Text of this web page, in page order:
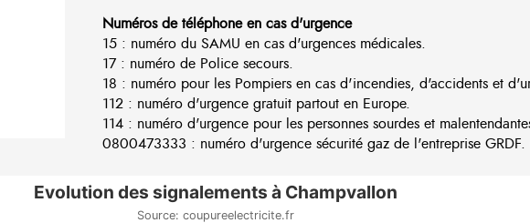
Numéros de téléphone en cas d'urgence
15 : numéro du SAMU en cas d'urgences médicales.
17 : numéro de Police secours.
18 : numéro pour les Pompiers en cas d'incendies, d'accidents et
112 : numéro d'urgence gratuit partout en Europe.
114 : numéro d'urgence pour les personnes sourdes et
0800473333 : numéro d'urgence sécurité gaz de l'entreprise
Evolution des signalements à Champvallon
Source: coupureelectricite.fr